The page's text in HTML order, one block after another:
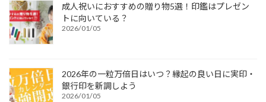
成人祝いにおすすめの贈り物5選！印鑑はプレゼン
トに向いている？
2026/01/05
2026年の一粒万倍日はいつ？縁起の良い日に実印・
銀行印を新調しよう
2026/01/05